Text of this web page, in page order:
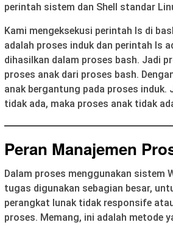
perintah sistem dan Shell standar
Kami mengeksekusi perintah ls di
adalah proses induk dan perintah ls
dihasilkan dalam proses bash. Jadi
proses anak dari proses bash.
anak bergantung pada proses induk.
tidak ada, maka proses anak tidak
Peran Manajemen
Dalam proses menggunakan sistem
tugas digunakan sebagian besar,
perangkat lunak tidak responsife
proses. Memang, ini adalah metode